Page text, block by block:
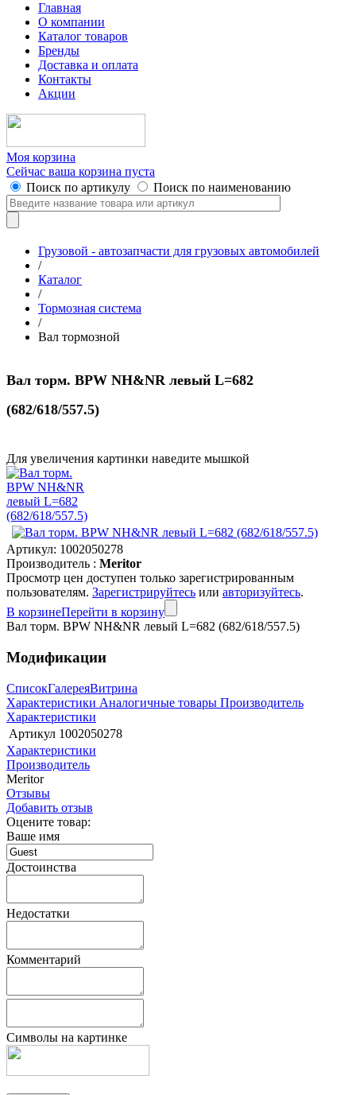
Главная
О компании
Каталог товаров
Бренды
Доставка и оплата
Контакты
Акции
Моя корзина
Сейчас ваша корзина пуста
Поиск по артикулу
Поиск по наименованию
Грузовой - автозапчасти для грузовых автомобилей
/
Каталог
/
Тормозная система
/
Вал тормозной
Вал торм. BPW NH&NR левый L=682
(682/618/557.5)
Для увеличения картинки наведите мышкой
Артикул: 1002050278
Производитель : Meritor
Просмотр цен доступен только зарегистрированным
пользователям. Зарегистрируйтесь или авторизуйтесь.
В корзинеПерейти в корзину
Вал торм. BPW NH&NR левый L=682 (682/618/557.5)
Модификации
СписокГалереяВитрина
Характеристики Аналогичные товары Производитель
Характеристики
Артикул 1002050278
Характеристики
Производитель
Meritor
Отзывы
Добавить отзыв
Оцените товар:
Ваше имя
Достоинства
Недостатки
Комментарий
Символы на картинке